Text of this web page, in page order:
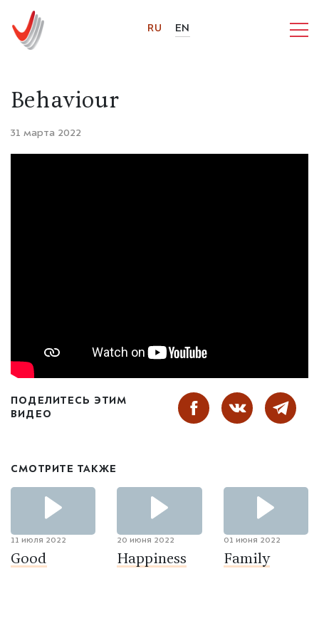
RU EN
Behaviour
31 марта 2022
ПОДЕЛИТЕСЬ ЭТИМ
ВИДЕО
СМОТРИТЕ ТАКЖЕ
11 июля 2022
Good
20 июня 2022
Happiness
01 июня 2022
Family